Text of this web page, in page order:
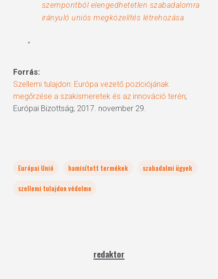
szempontból elengedhetetlen szabadalomra
irányuló uniós megközelítés létrehozása
”
Forrás:
Szellemi tulajdon: Európa vezető pozíciójának
megőrzése a szakismeretek és az innováció terén;
Európai Bizottság; 2017. november 29.
Európai Unió hamisított termékek
szabadalmi ügyek
szellemi tulajdon védelme
redaktor